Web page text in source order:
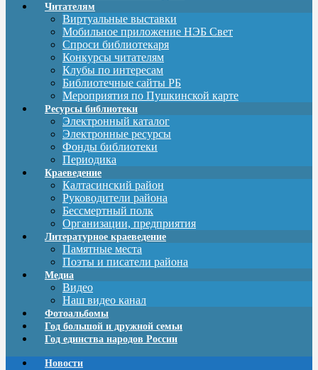
Читателям
Виртуальные выставки
Мобильное приложение НЭБ Свет
Спроси библиотекаря
Конкурсы читателям
Клубы по интересам
Библиотечные сайты РБ
Мероприятия по Пушкинской карте
Ресурсы библиотеки
Электронный каталог
Электронные ресурсы
Фонды библиотеки
Периодика
Краеведение
Калтасинский район
Руководители района
Бессмертный полк
Организации, предприятия
Литературное краеведение
Памятные места
Поэты и писатели района
Медиа
Видео
Наш видео канал
Фотоальбомы
Год большой и дружной семьи
Год единства народов России
Новости